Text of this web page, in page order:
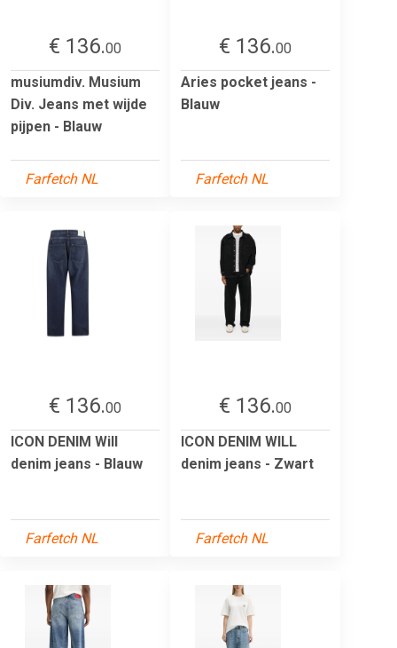
€ 136.00
musiumdiv. Musium
Div. Jeans met wijde
pijpen - Blauw
Farfetch NL
€ 136.00
Aries pocket jeans -
Blauw
Farfetch NL
€ 136.00
ICON DENIM Will
denim jeans - Blauw
Farfetch NL
€ 136.00
ICON DENIM WILL
denim jeans - Zwart
Farfetch NL